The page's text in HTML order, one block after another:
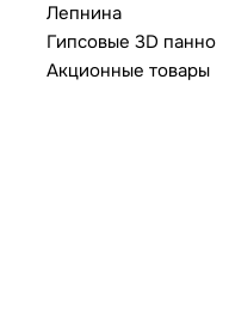
Лепнина
Гипсовые 3D панно
Акционные товары